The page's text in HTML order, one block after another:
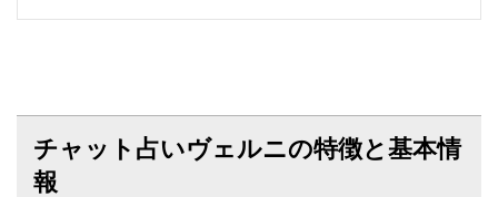
チャット占いヴェルニの特徴と基本情
報